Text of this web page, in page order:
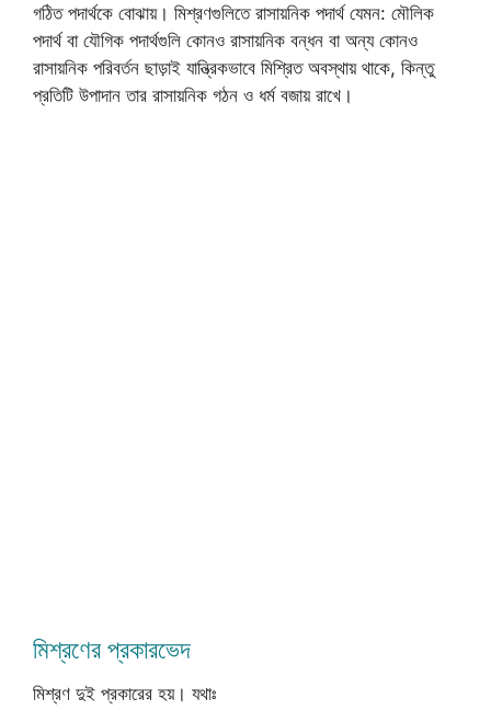
গঠিত পদার্থকে বোঝায়। মিশ্রণগুলিতে রাসায়নিক পদার্থ যেমন: মৌলিক
পদার্থ বা যৌগিক পদার্থগুলি কোনও রাসায়নিক বন্ধন বা অন্য কোনও
রাসায়নিক পরিবর্তন ছাড়াই যান্ত্রিকভাবে মিশ্রিত অবস্থায় থাকে, কিন্তু
প্রতিটি উপাদান তার রাসায়নিক গঠন ও ধর্ম বজায় রাখে।
মিশ্রণের প্রকারভেদ
মিশ্রণ দুই প্রকারের হয়। যথাঃ